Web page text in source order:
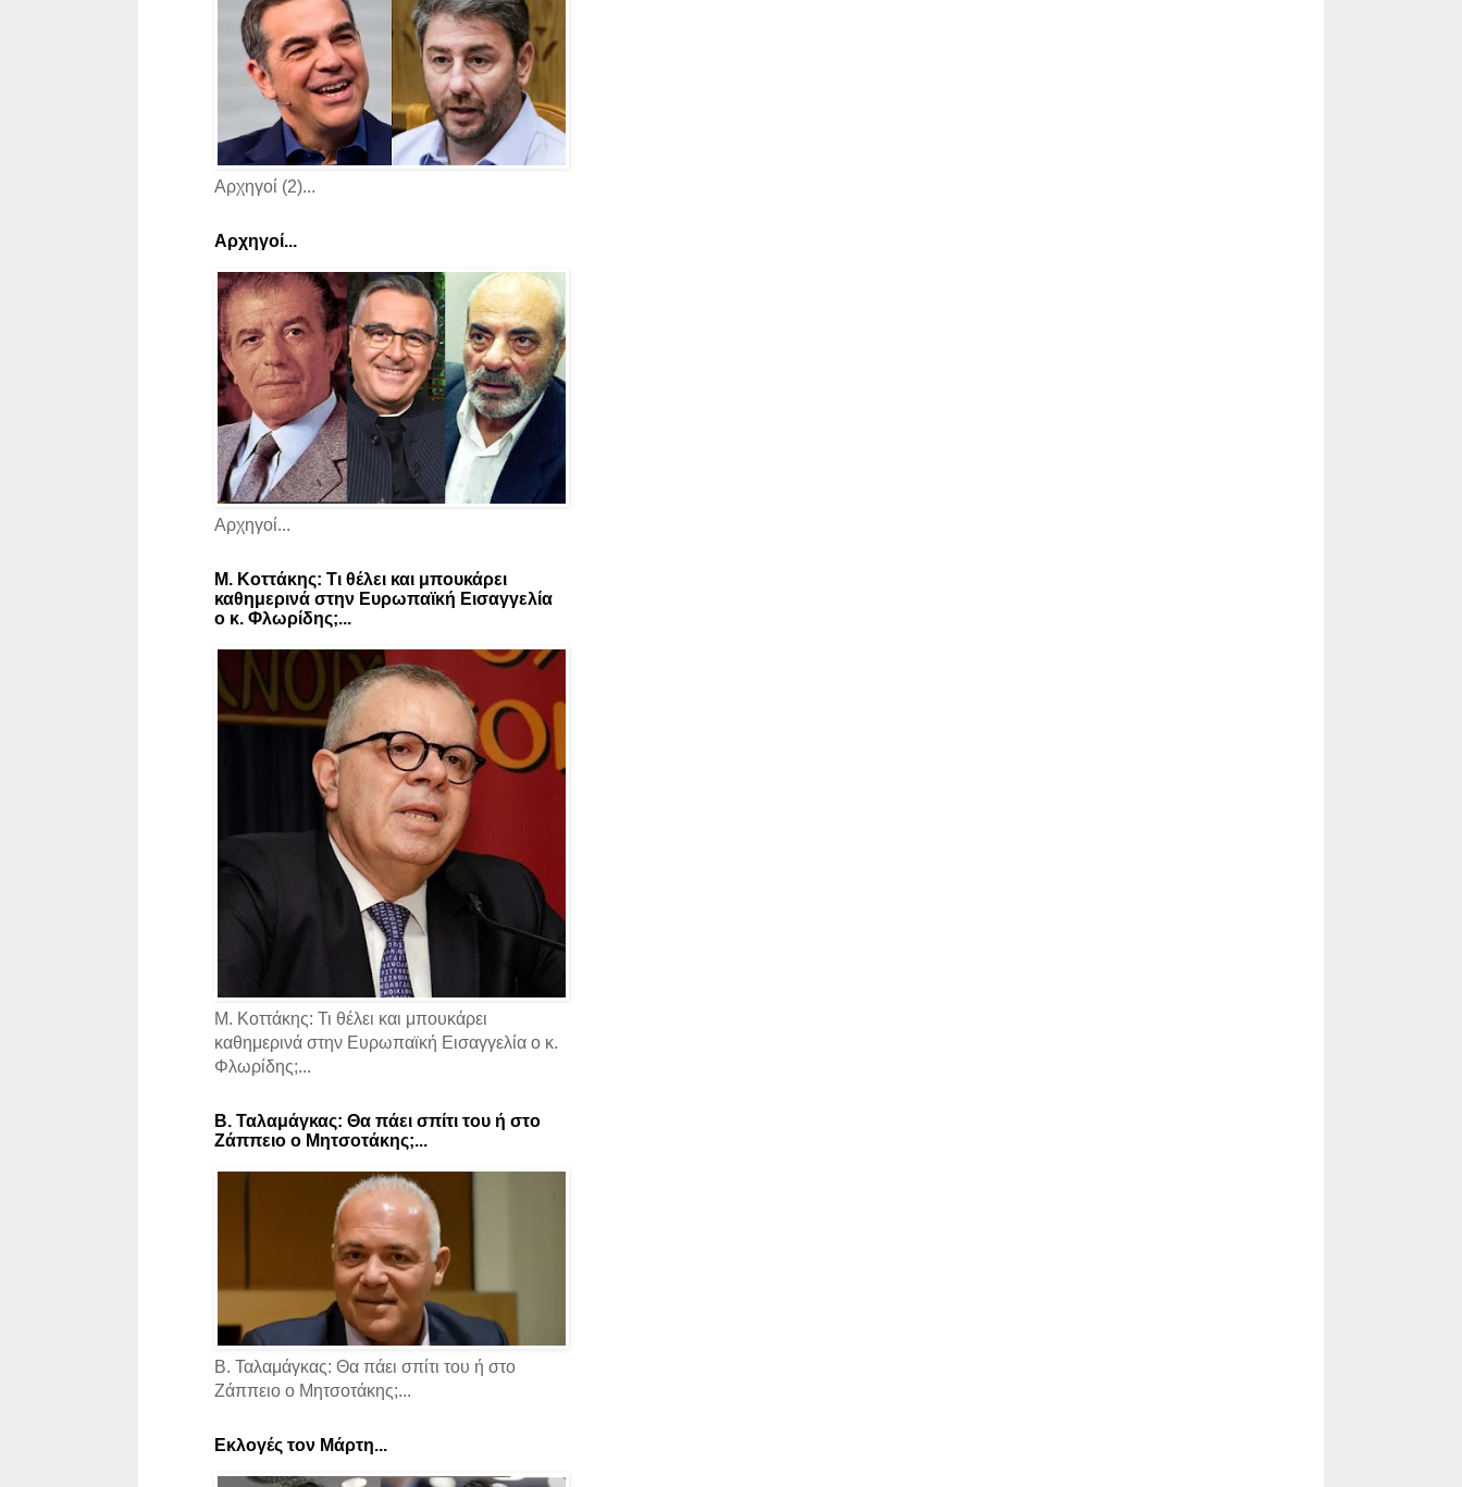
Αρχηγοί (2)...
Αρχηγοί...
Αρχηγοί...
Μ. Κοττάκης: Τι θέλει και μπουκάρει
καθημερινά στην Ευρωπαϊκή Εισαγγελία
ο κ. Φλωρίδης;...
Μ. Κοττάκης: Τι θέλει και μπουκάρει
καθημερινά στην Ευρωπαϊκή Εισαγγελία ο κ.
Φλωρίδης;...
Β. Ταλαμάγκας: Θα πάει σπίτι του ή στο
Ζάππειο ο Μητσοτάκης;...
Β. Ταλαμάγκας: Θα πάει σπίτι του ή στο
Ζάππειο ο Μητσοτάκης;...
Εκλογές τον Μάρτη...